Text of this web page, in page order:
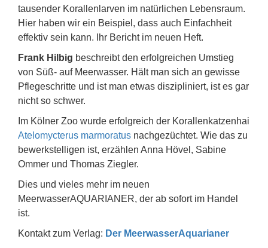
tausender Korallenlarven im natürlichen Lebensraum.
Hier haben wir ein Beispiel, dass auch Einfachheit
effektiv sein kann. Ihr Bericht im neuen Heft.
Frank Hilbig beschreibt den erfolgreichen Umstieg
von Süß- auf Meerwasser. Hält man sich an gewisse
Pflegeschritte und ist man etwas diszipliniert, ist es gar
nicht so schwer.
Im Kölner Zoo wurde erfolgreich der Korallenkatzenhai
Atelomycterus marmoratus nachgezüchtet. Wie das zu
bewerkstelligen ist, erzählen Anna Hövel, Sabine
Ommer und Thomas Ziegler.
Dies und vieles mehr im neuen
MeerwasserAQUARIANER, der ab sofort im Handel
ist.
Kontakt zum Verlag: Der MeerwasserAquarianer